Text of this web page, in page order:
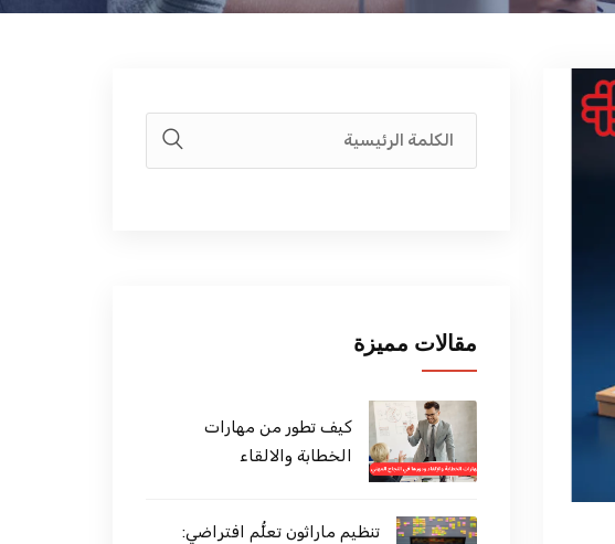
مقالات مميزة
كيف تطور من مهارات
الخطابة والالقاء
تنظيم ماراثون تعلُّم افتراضي: